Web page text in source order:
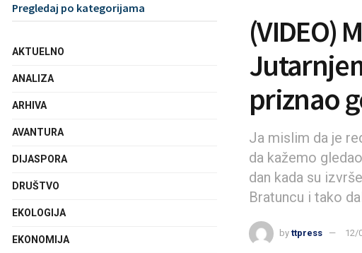
(VIDEO)
priznao
Ja mislim da je
da kažemo
dan kada su
Bratuncu i tako
by ttpress 12/
Pregledaj po kategorijama
AKTUELNO
ANALIZA
ARHIVA
AVANTURA
DIJASPORA
DRUŠTVO
EKOLOGIJA
EKONOMIJA